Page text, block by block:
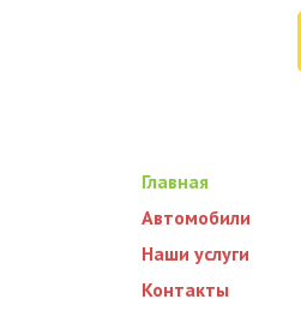
Главная
Автомобили
Наши услуги
Контакты